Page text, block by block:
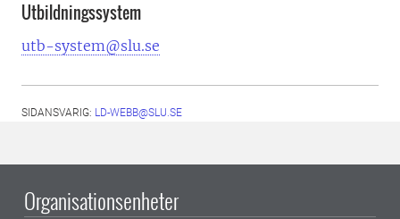
Utbildningssystem
utb-system@slu.se
SIDANSVARIG: LD-WEBB@SLU.SE
Organisationsenheter